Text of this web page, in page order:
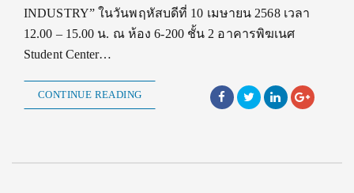
INDUSTRY” ในวันพฤหัสบดีที่ 10 เมษายน 2568 เวลา
12.00 – 15.00 น. ณ ห้อง 6-200 ชั้น 2 อาคารพิฆเนศ
Student Center…
CONTINUE READING